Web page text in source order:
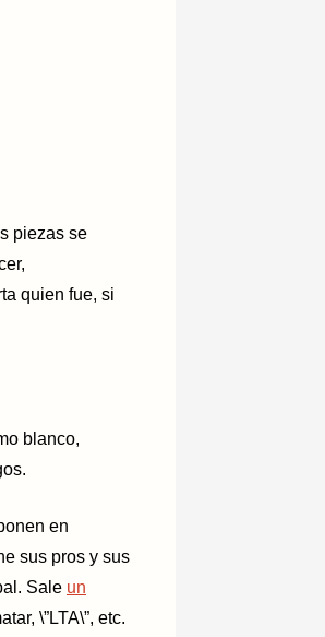
piezas se
quien fue, si
blanco,
en
sus pros y sus
Sale un
\”LTA\”, etc.